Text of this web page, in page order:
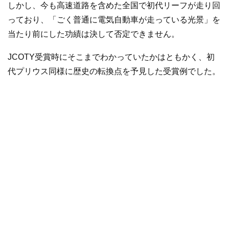
しかし、今も高速道路を含めた全国で初代リーフが走り回
っており、「ごく普通に電気自動車が走っている光景」を
当たり前にした功績は決して否定できません。
JCOTY受賞時にそこまでわかっていたかはともかく、初
代プリウス同様に歴史の転換点を予見した受賞例でした。